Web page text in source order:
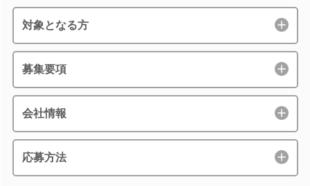
対象となる方
募集要項
会社情報
応募方法